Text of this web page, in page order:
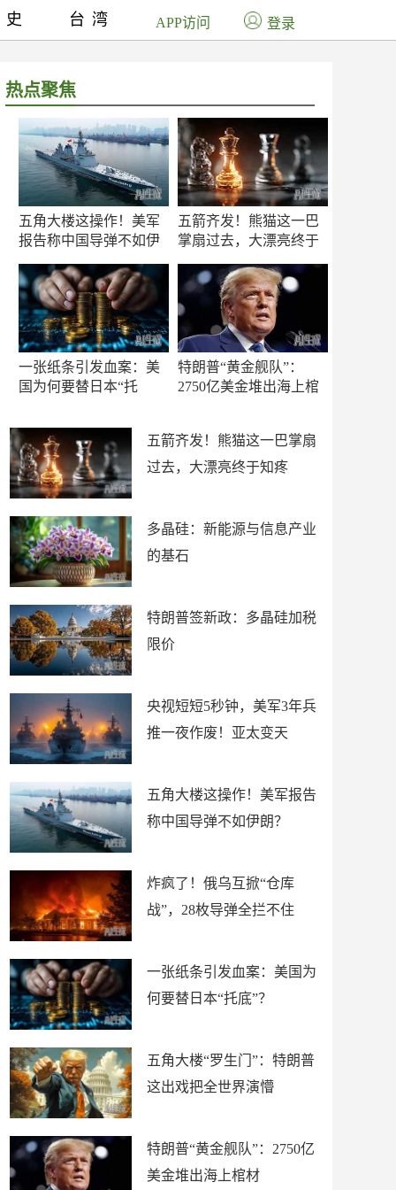
热点聚焦
五角大楼这操作！美军
报告称中国导弹不如伊
五箭齐发！熊猫这一巴
掌扇过去，大漂亮终于
一张纸条引发血案：美
国为何要替日本“托
特朗普“黄金舰队”：
2750亿美金堆出海上棺
五箭齐发！熊猫这一巴掌扇
过去，大漂亮终于知疼
多晶硅：新能源与信息产业
的基石
特朗普签新政：多晶硅加税
限价
央视短短5秒钟，美军3年兵
推一夜作废！亚太变天
五角大楼这操作！美军报告
称中国导弹不如伊朗？
炸疯了！俄乌互掀“仓库
战”，28枚导弹全拦不住
一张纸条引发血案：美国为
何要替日本“托底”？
五角大楼“罗生门”：特朗普
这出戏把全世界演懵
特朗普“黄金舰队”：2750亿
美金堆出海上棺材
台湾 APP访问 登录